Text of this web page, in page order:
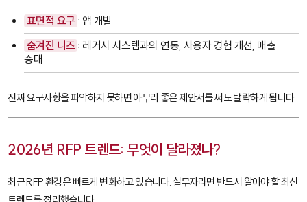
표면적 요구 : 앱 개발
숨겨진 니즈 : 레거시 시스템과의 연동, 사용자 경험 개선, 매출
증대
진짜 요구사항을 파악하지 못하면 아무리 좋은 제안서를 써도 탈락하게 됩니다.
2026년 RFP 트렌드: 무엇이 달라졌나?
최근 RFP 환경은 빠르게 변화하고 있습니다. 실무자라면 반드시 알아야 할 최신
트렌드를 정리했습니다.